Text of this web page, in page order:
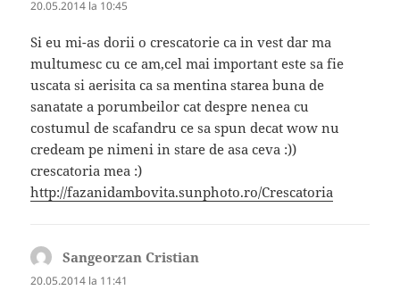
20.05.2014 la 10:45
Si eu mi-as dorii o crescatorie ca in vest dar ma
multumesc cu ce am,cel mai important este sa fie
uscata si aerisita ca sa mentina starea buna de
sanatate a porumbeilor cat despre nenea cu
costumul de scafandru ce sa spun decat wow nu
credeam pe nimeni in stare de asa ceva :))
crescatoria mea :)
http://fazanidambovita.sunphoto.ro/Crescatoria
Sangeorzan Cristian
20.05.2014 la 11:41